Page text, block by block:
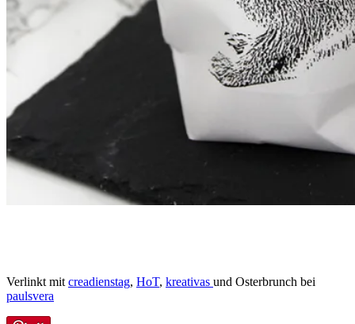
Verlinkt mit creadienstag, HoT, kreativas und Osterbrunch bei
paulsvera